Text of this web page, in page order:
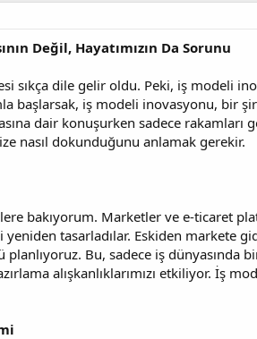
Değil, Hayatımızın Da Sorunu
sıkça dile gelir oldu. Peki, iş modeli
başlarsak, iş modeli inovasyonu, bir
dair konuşurken sadece
nasıl dokunduğunu anlamak gerekir.
bakıyorum. Marketler ve e-ticaret
tasarladılar. Eskiden markete
Bu, sadece iş dünyasında
alışkanlıklarımızı etkiliyor. İş